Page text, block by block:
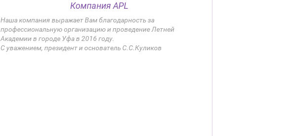
Компания APL
Наша компания выражает Вам благодарность за
профессиональную организацию и проведение Летней
Академии в городе Уфа в 2016 году.
С уважением, президент и основатель С.С.Куликов